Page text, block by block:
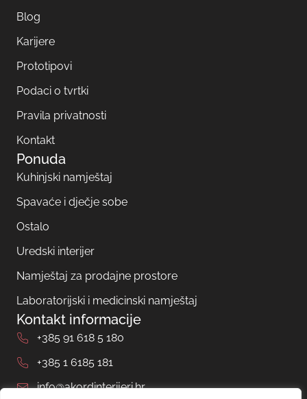
Blog
Karijere
Prototipovi
Podaci o tvrtki
Pravila privatnosti
Kontakt
Ponuda
Kuhinjski namještaj
Spavaće i dječje sobe
Ostalo
Uredski interijer
Namještaj za prodajne prostore
Laboratorijski i medicinski namještaj
Kontakt informacije
+385 91 618 5 180
+385 1 6185 181
info@akordinterijeri.hr